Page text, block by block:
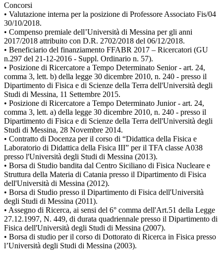
Concorsi
• Valutazione interna per la posizione di Professore Associato Fis/04
30/10/2018.
• Compenso premiale dell’Università di Messina per gli anni
2017/2018 attribuito con D.R. 2702/2018 del 06/12/2018.
• Beneficiario del finanziamento FFABR 2017 – Ricercatori (GU
n.297 del 21-12-2016 - Suppl. Ordinario n. 57).
• Posizione di Ricercatore a Tempo Determinato Senior - art. 24,
comma 3, lett. b) della legge 30 dicembre 2010, n. 240 - presso il
Dipartimento di Fisica e di Scienze della Terra dell'Università degli
Studi di Messina, 11 Settembre 2015.
• Posizione di Ricercatore a Tempo Determinato Junior - art. 24,
comma 3, lett. a) della legge 30 dicembre 2010, n. 240 - presso il
Dipartimento di Fisica e di Scienze della Terra dell'Università degli
Studi di Messina, 28 Novembre 2014.
• Contratto di Docenza per il corso di “Didattica della Fisica e
Laboratorio di Didattica della Fisica III” per il TFA classe A038
presso l'Università degli Studi di Messina (2013).
• Borsa di Studio bandita dal Centro Siciliano di Fisica Nucleare e
Struttura della Materia di Catania presso il Dipartimento di Fisica
dell'Università di Messina (2012).
• Borsa di Studio presso il Dipartimento di Fisica dell'Università
degli Studi di Messina (2011).
• Assegno di Ricerca, ai sensi del 6° comma dell'Art.51 della Legge
27.12.1997, N. 449, di durata quadriennale presso il Dipartimento di
Fisica dell'Università degli Studi di Messina (2007).
• Borsa di studio per il corso di Dottorato di Ricerca in Fisica presso
l’Università degli Studi di Messina (2003).